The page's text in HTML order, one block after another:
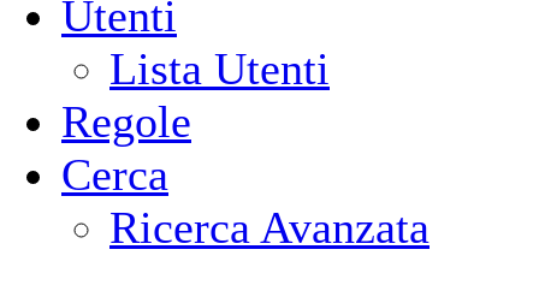
Utenti
Lista Utenti
Regole
Cerca
Ricerca Avanzata